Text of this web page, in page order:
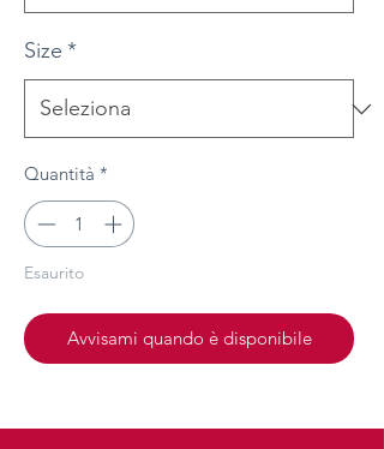
Size *
Quantità *
Esaurito
Avvisami quando è disponibile